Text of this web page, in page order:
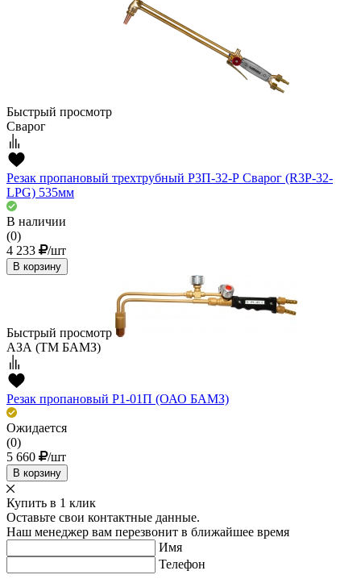
Быстрый просмотр
Сварог
Резак пропановый трехтрубный Р3П-32-Р Сварог (R3P-32-
LPG) 535мм
В наличии
(0)
4 233
/шт
В корзину
Быстрый просмотр
АЗА (ТМ БАМЗ)
Резак пропановый Р1-01П (ОАО БАМЗ)
Ожидается
(0)
5 660
/шт
В корзину
Купить в 1 клик
Оставьте свои контактные данные.
Наш менеджер вам перезвонит в ближайшее время
Имя
Телефон